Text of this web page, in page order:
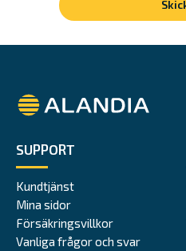
Alandia
SUPPORT
Kundtjänst
Mina sidor
Försäkringsvillkor
Vanliga frågor och svar